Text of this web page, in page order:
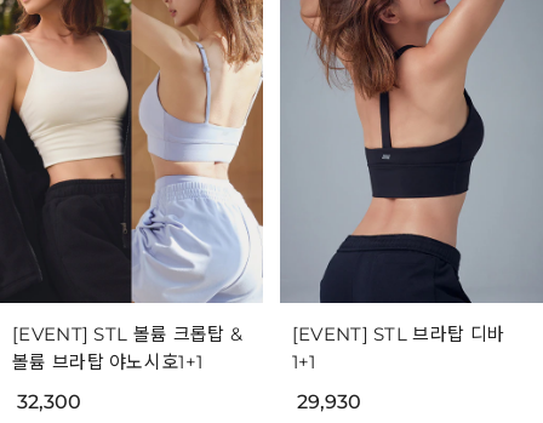
[EVENT] STL 볼륨 크롭탑 &
볼륨 브라탑 야노시호1+1
32,300
[EVENT] STL 브라탑 디바
1+1
29,930